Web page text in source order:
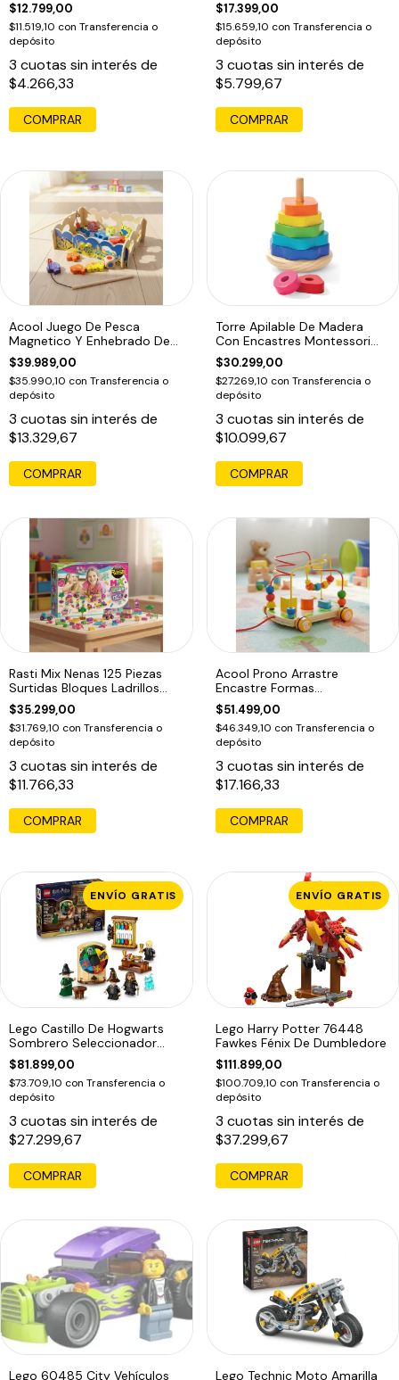
$12.799,00
$11.519,10 con Transferencia o
depósito
3 cuotas sin interés de
$4.266,33
COMPRAR
$17.399,00
$15.659,10 con Transferencia o
depósito
3 cuotas sin interés de
$5.799,67
Acool Juego De Pesca
Magnetico Y Enhebrado De
Madera Ac7632
$39.989,00
$35.990,10 con Transferencia o
depósito
3 cuotas sin interés de
$13.329,67
COMPRAR
Torre Apilable De Madera
Con Encastres Montessori
Multicolor
$30.299,00
$27.269,10 con Transferencia o
depósito
3 cuotas sin interés de
$10.099,67
COMPRAR
Rasti Mix Nenas 125 Piezas
Surtidas Bloques Ladrillos
Rosas
$35.299,00
$31.769,10 con Transferencia o
depósito
3 cuotas sin interés de
$11.766,33
COMPRAR
Acool Prono Arrastre
Encastre Formas
Geometricas Ac7627
$51.499,00
$46.349,10 con Transferencia o
depósito
3 cuotas sin interés de
$17.166,33
ENVÍO GRATIS
Lego Castillo De Hogwarts
Sombrero Seleccionador
76460 Harry
$81.899,00
$73.709,10 con Transferencia o
depósito
3 cuotas sin interés de
$27.299,67
COMPRAR
ENVÍO GRATIS
Lego Harry Potter 76448
Fawkes Fénix De Dumbledore
$111.899,00
$100.709,10 con Transferencia o
depósito
3 cuotas sin interés de
$37.299,67
COMPRAR
Lego 60485 City Vehículos Lego Technic Moto Amarilla